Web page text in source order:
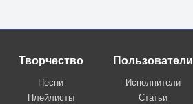
Творчество
Песни
Плейлисты
Пользователи
Исполнители
Статьи